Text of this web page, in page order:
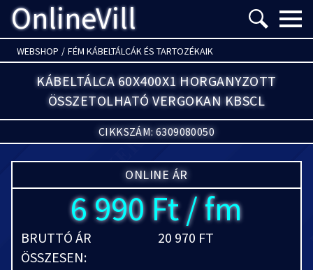
OnlineVill Menü
WEBSHOP / FÉM KÁBELTÁLCÁK ÉS TARTOZÉKAIK
KÁBELTÁLCA 60X400X1 HORGANYZOTT
ÖSSZETOLHATÓ VERGOKAN KBSCL
CIKKSZÁM: 6309080050
ONLINE ÁR
6 990 Ft / fm
BRUTTÓ ÁR
ÖSSZESEN:
20 970 FT